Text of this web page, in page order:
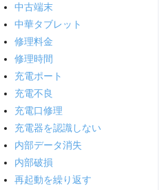
中古端末
中華タブレット
修理料金
修理時間
充電ポート
充電不良
充電口修理
充電器を認識しない
内部データ消失
内部破損
再起動を繰り返す